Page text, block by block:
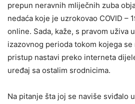
prepun neravnih mliječnih zuba
nedaća koje je uzrokovao COVID –
online. Sada, kaže, s pravom uživa
izazovnog perioda tokom kojega se
pristup nastavi preko interneta
uređaj sa ostalim srodnicima.
Na pitanje šta joj se naviše sviđalo